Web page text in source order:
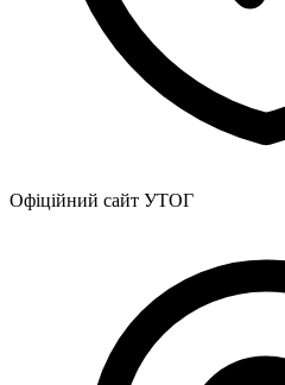
Чернігівська
Особи
питань
Вивчаємо жестову мову
Дитяча сторінка
ЦУЖМ
ВІКТОРИНА
На допомогу
Медична
Офіційний сайт УТОГ